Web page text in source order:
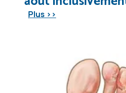
Plus >>